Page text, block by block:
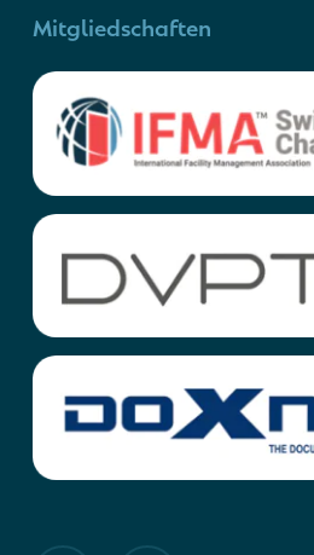
Mitgliedschaften